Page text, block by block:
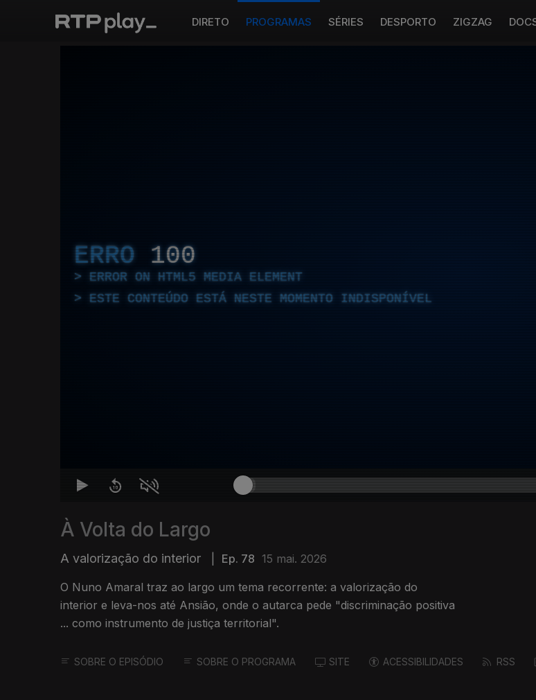
DIRETO PROGRAMAS SÉRIES DESPORTO ZIGZAG
ERRO 100
ERROR ON HTML5 MEDIA ELEMENT
ESTE CONTEÚDO ESTÁ NESTE MOMENTO INDISPONÍVEL
À Volta do Largo
A valorização do interior Ep. 78 15 mai. 2026
O Nuno Amaral traz ao largo um tema recorrente: a valorização do
interior e leva-nos até Ansião, onde o autarca pede "discriminação positiva
... como instrumento de justiça territorial".
SOBRE O EPISÓDIO SOBRE O PROGRAMA SITE ACESSIBILIDADES RSS